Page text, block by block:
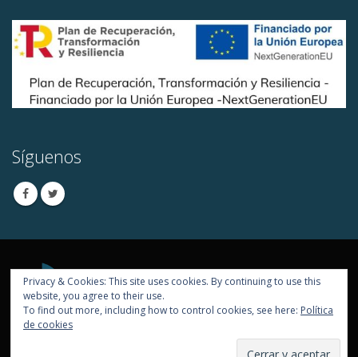
Síguenos
Privacy & Cookies: This site uses cookies. By continuing to use this
website, you agree to their use.
To find out more, including how to control cookies, see here: Política
de cookies